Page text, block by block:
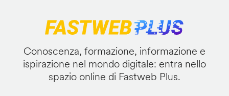
Conoscenza, formazione, informazione e
ispirazione nel mondo digitale: entra nello
spazio online di Fastweb Plus.